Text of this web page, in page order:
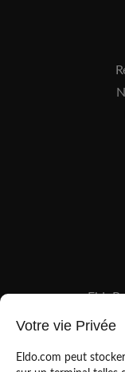
EldoNetwork
Votre vie Privée
Eldo.com peut